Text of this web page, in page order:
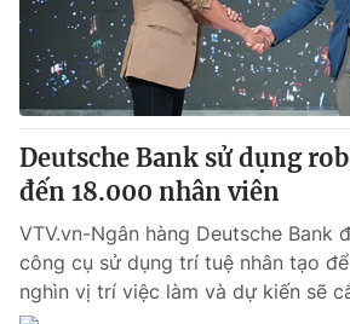
Deutsche Bank sử dụng
đến 18.000 nhân viên
VTV.vn-Ngân hàng Deutsche Bank
công cụ sử dụng trí tuệ nhân tạo
nghìn vị trí việc làm và dự kiến sẽ